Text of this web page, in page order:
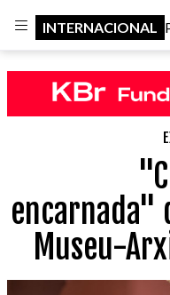
INTERNACIONAL
encarnada"
Museu-